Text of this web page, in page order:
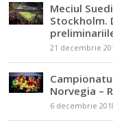
Meciul
Stockholm.
21 decembrie
Norvegia –
6 decembrie